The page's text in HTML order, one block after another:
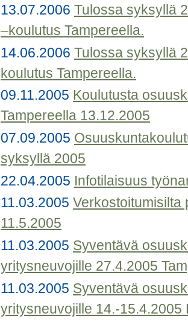
13.07.2006 Tulossa syksyllä
–koulutus Tampereella.
14.06.2006 Tulossa syksyllä
koulutus Tampereella.
09.11.2005 Koulutusta
Tampereella 13.12.2005
07.09.2005
syksyllä 2005
22.04.2005 Infotilaisuus
11.03.2005 Verkostoitumisilta
11.5.2005
11.03.2005 Syventävä
yritysneuvojille 27.4.2005
11.03.2005 Syventävä
yritysneuvojille 14.-15.4.2005